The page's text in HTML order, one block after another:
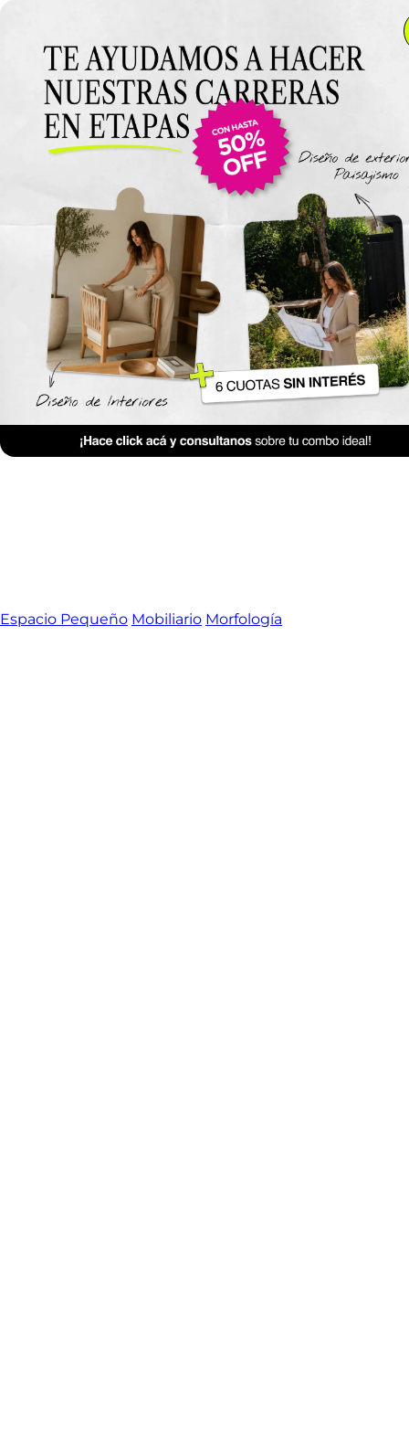
Anterior Clase
Clase 4
Materiales
Espacio Pequeño Mobiliario Morfología